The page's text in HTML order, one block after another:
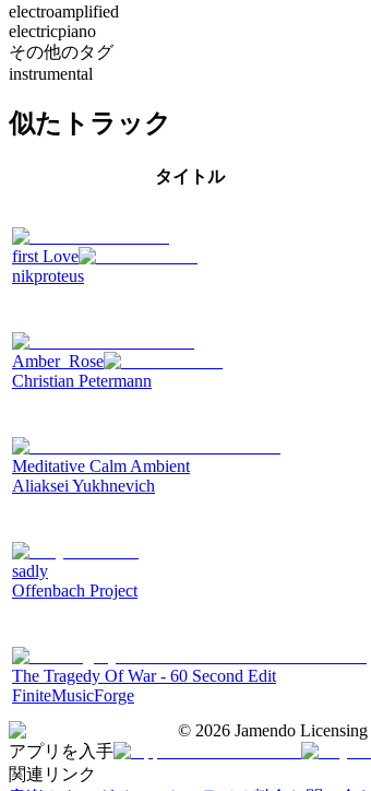
electroamplified
electricpiano
その他のタグ
instrumental
似たトラック
タイトル
first Love
nikproteus
Amber_Rose
Christian Petermann
Meditative Calm Ambient
Aliaksei Yukhnevich
sadly
Offenbach Project
The Tragedy Of War - 60 Second Edit
FiniteMusicForge
© 2026 Jamendo Licensing
アプリを入手
関連リンク